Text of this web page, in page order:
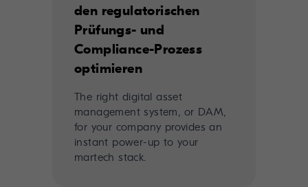
den regulatorischen
Prüfungs- und
Compliance-Prozess
optimieren
The right digital asset
management system, or DAM,
for your company provides an
instant power-up to your
martech stack.